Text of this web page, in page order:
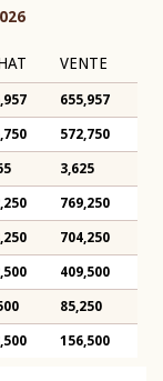
VENTE
655,957
572,750
3,625
769,250
704,250
409,500
85,250
156,500